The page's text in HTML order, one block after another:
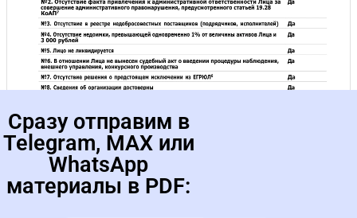
Сразу отправим в
Telegram, MAX или
WhatsApp
материалы в PDF: